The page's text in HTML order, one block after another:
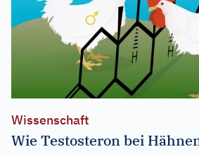
Wissenschaft
Wie Testosteron bei